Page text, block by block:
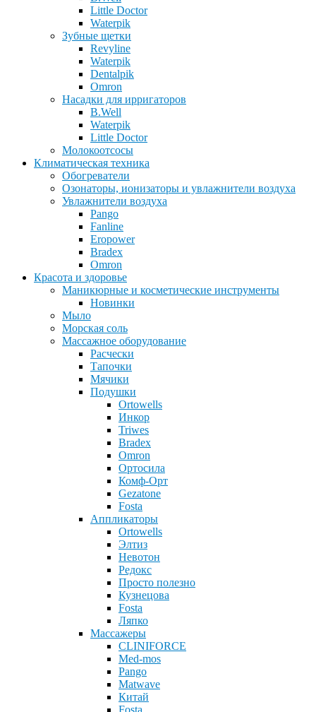
Little Doctor
Waterpik
Зубные щетки
Revyline
Waterpik
Dentalpik
Omron
Насадки для ирригаторов
B.Well
Waterpik
Little Doctor
Молокоотсосы
Климатическая техника
Обогреватели
Озонаторы, ионизаторы и увлажнители воздуха
Увлажнители воздуха
Pango
Fanline
Eropower
Bradex
Omron
Красота и здоровье
Маникюрные и косметические инструменты
Новинки
Мыло
Морская соль
Массажное оборудование
Расчески
Тапочки
Мячики
Подушки
Ortowells
Инкор
Triwes
Bradex
Omron
Ортосила
Комф-Орт
Gezatone
Fosta
Аппликаторы
Ortowells
Элтиз
Невотон
Редокс
Просто полезно
Кузнецова
Fosta
Ляпко
Массажеры
CLINIFORCE
Med-mos
Pango
Matwave
Китай
Fosta